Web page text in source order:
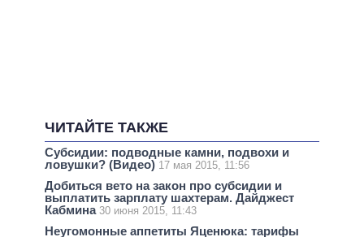
ЧИТАЙТЕ ТАКЖЕ
Субсидии: подводные камни, подвохи и
ловушки? (Видео) 17 мая 2015, 11:56
Добиться вето на закон про субсидии и
выплатить зарплату шахтерам. Дайджест
Кабмина 30 июня 2015, 11:43
Неугомонные аппетиты Яценюка: тарифы